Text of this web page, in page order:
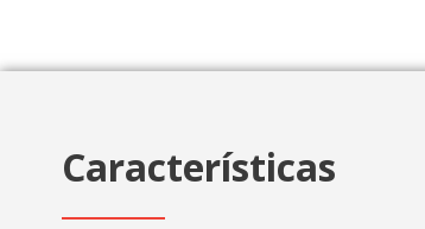
Características